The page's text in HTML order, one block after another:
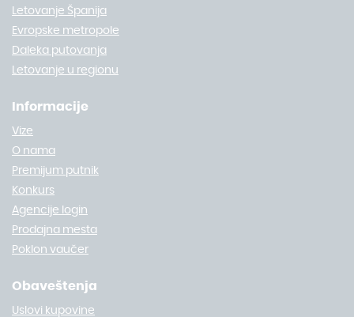
Letovanje Španija
Evropske metropole
Daleka putovanja
Letovanje u regionu
Informacije
Vize
O nama
Premijum putnik
Konkurs
Agencije login
Prodajna mesta
Poklon vaučer
Obaveštenja
Uslovi kupovine